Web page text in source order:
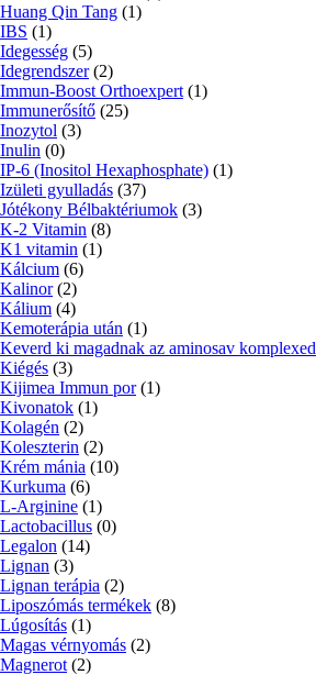
Huang Qin Tang (1)
IBS (1)
Idegesség (5)
Idegrendszer (2)
Immun-Boost Orthoexpert (1)
Immunerősítő (25)
Inozytol (3)
Inulin (0)
IP-6 (Inositol Hexaphosphate) (1)
Izületi gyulladás (37)
Jótékony Bélbaktériumok (3)
K-2 Vitamin (8)
K1 vitamin (1)
Kálcium (6)
Kalinor (2)
Kálium (4)
Kemoterápia után (1)
Keverd ki magadnak az aminosav komplexed
Kiégés (3)
Kijimea Immun por (1)
Kivonatok (1)
Kolagén (2)
Koleszterin (2)
Krém mánia (10)
Kurkuma (6)
L-Arginine (1)
Lactobacillus (0)
Legalon (14)
Lignan (3)
Lignan terápia (2)
Liposzómás termékek (8)
Lúgosítás (1)
Magas vérnyomás (2)
Magnerot (2)